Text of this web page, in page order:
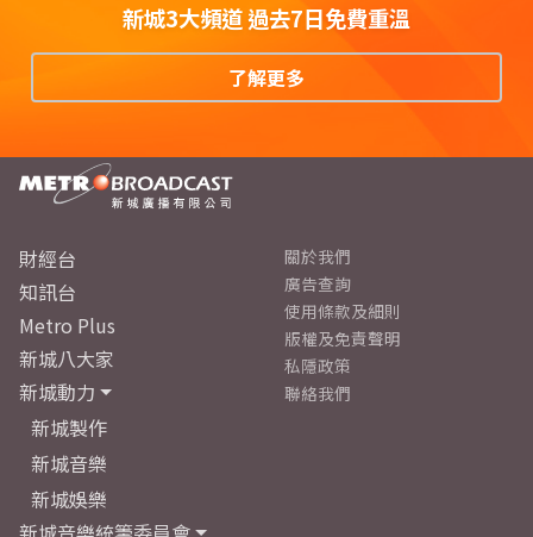
新城3大頻道 過去7日免費重溫
了解更多
財經台
知訊台
Metro Plus
新城八大家
新城動力
新城製作
新城音樂
新城娛樂
關於我們
廣告查詢
使用條款及細則
版權及免責聲明
私隱政策
聯絡我們